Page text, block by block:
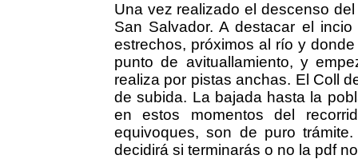
Una vez realizado el descenso
San Salvador. A destacar el
estrechos, próximos al río y
punto de avituallamiento, y
realiza por pistas anchas. El Coll
de subida. La bajada hasta la
en estos momentos del
equivoques, son de puro
decidirá si terminarás o no la pdf